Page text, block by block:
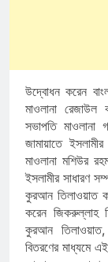
উদ্বোধন করেন
মাওলানা রেজাউল
সভাপতি মাওলানা
জামায়াতে
মাওলানা মশিউর
ইসলামীর সাধারণ
কুরআন তিলাওয়াত
করেন জিকরুল্লাহ
কুরআন তিলাওয়াত,
বিতরণের মাধ্যমে